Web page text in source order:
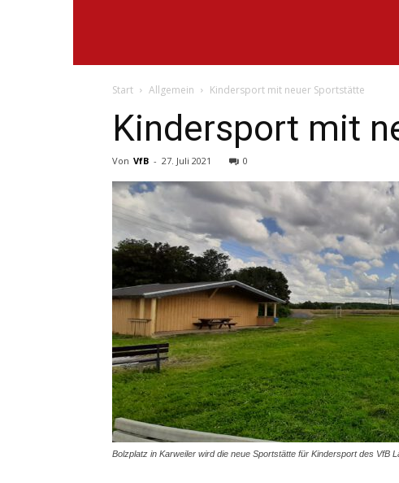
Start Allgemein Kindersport mit neuer Sportstätte
Kindersport mit
Von VfB - 27. Juli 2021 0
Bolzplatz in Karweiler wird die neue Sportstätte für Kindersport des VfB